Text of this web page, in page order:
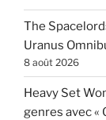
The
Uranus
8 août 2026
Heavy Set
genres avec «